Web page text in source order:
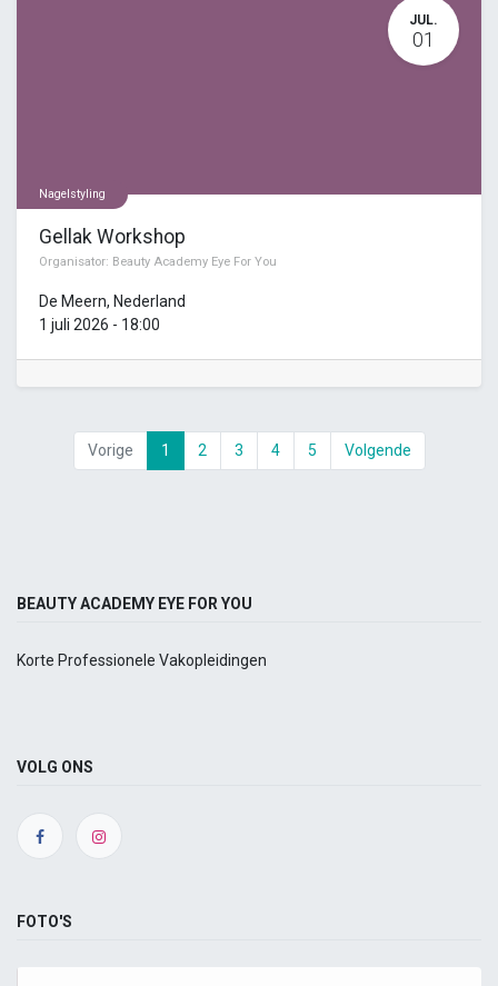
JUL.
01
Nagelstyling
Gellak Workshop
Organisator: Beauty Academy Eye For You
De Meern, Nederland
1 juli 2026 - 18:00
Vorige 1 2 3 4 5 Volgende
BEAUTY ACADEMY EYE FOR YOU
Korte Professionele Vakopleidingen
VOLG ONS
FOTO'S